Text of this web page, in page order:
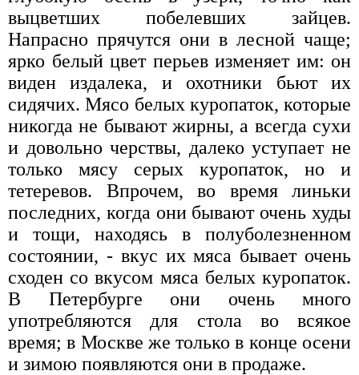
выцветших побелевших зайцев.
Напрасно прячутся они в лесной чаще;
ярко белый цвет перьев изменяет им: он
виден издалека, и охотники бьют их
сидячих. Мясо белых куропаток, которые
никогда не бывают жирны, а всегда сухи
и довольно черствы, далеко уступает не
только мясу серых куропаток, но и
тетеревов. Впрочем, во время линьки
последних, когда они бывают очень худы
и тощи, находясь в полуболезненном
состоянии, - вкус их мяса бывает очень
сходен со вкусом мяса белых куропаток.
В Петербурге они очень много
употребляются для стола во всякое
время; в Москве же только в конце осени
и зимою появляются они в продаже.